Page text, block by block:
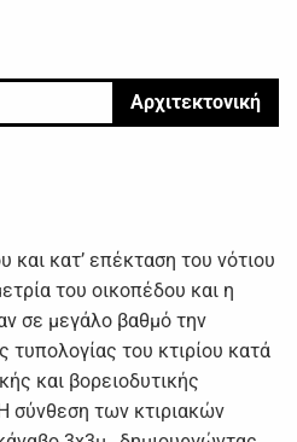
Αρχιτεκτονική
και κατ’ επέκταση του νότιου
του οικοπέδου και η
σε μεγάλο βαθμό την
τυπολογίας του κτιρίου κατά
και βορειοδυτικής
σύνθεση των κτιριακών